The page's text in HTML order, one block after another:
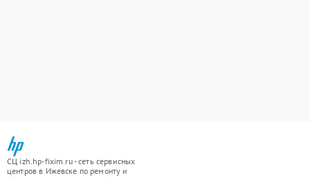
СЦ izh.hp-fixim.ru - сеть сервисных
центров в Ижевске по ремонту и